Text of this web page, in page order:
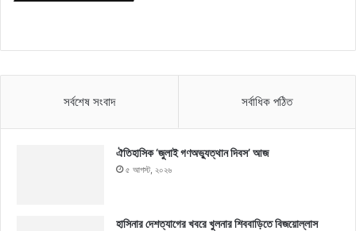
সর্বশেষ সংবাদ সর্বাধিক পঠিত
ঐতিহাসিক ‘জুলাই গণঅভ্যুত্থান দিবস’ আজ
৫ আগস্ট, ২০২৬
হাসিনার দেশত্যাগের খবরে খুলনার শিববাড়িতে বিজয়োল্লাস